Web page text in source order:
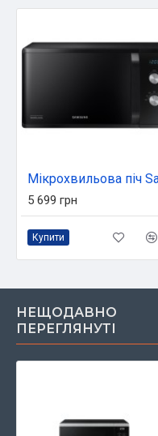
5 699 грн
Купити
НЕЩОДАВНО
ПЕРЕГЛЯНУТІ